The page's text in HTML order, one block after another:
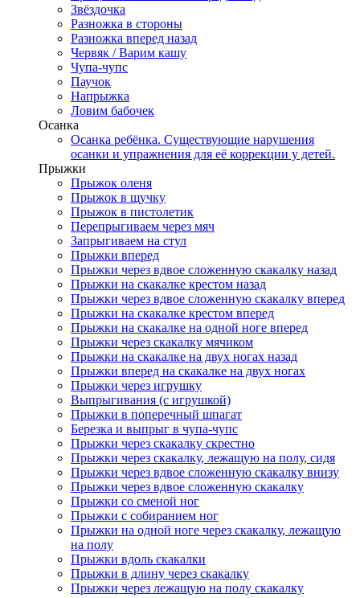
Звёздочка
Разножка в стороны
Разножка вперед назад
Червяк / Варим кашу
Чупа-чупс
Паучок
Напрыжка
Ловим бабочек
Осанка
Осанка ребёнка. Существующие нарушения
осанки и упражнения для её коррекции у детей.
Прыжки
Прыжок оленя
Прыжок в щучку
Прыжок в пистолетик
Перепрыгиваем через мяч
Запрыгиваем на стул
Прыжки вперед
Прыжки через вдвое сложенную скакалку назад
Прыжки на скакалке крестом назад
Прыжки через вдвое сложенную скакалку вперед
Прыжки на скакалке крестом вперед
Прыжки на скакалке на одной ноге вперед
Прыжки через скакалку мячиком
Прыжки на скакалке на двух ногах назад
Прыжки вперед на скакалке на двух ногах
Прыжки через игрушку
Выпрыгивания (с игрушкой)
Прыжки в поперечный шпагат
Березка и выпрыг в чупа-чупс
Прыжки через скакалку скрестно
Прыжки через скакалку, лежащую на полу, сидя
Прыжки через вдвое сложенную скакалку внизу
Прыжки через вдвое сложенную скакалку
Прыжки со сменой ног
Прыжки с собиранием ног
Прыжки на одной ноге через скакалку, лежащую
на полу
Прыжки вдоль скакалки
Прыжки в длину через скакалку
Прыжки через лежащую на полу скакалку